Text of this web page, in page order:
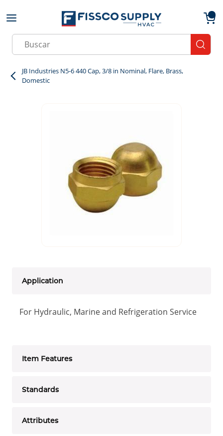
Skip to main content
Site Search
JB Industries N5-6 440 Cap, 3/8 in Nominal, Flare, Brass,
Domestic
Application
For Hydraulic, Marine and Refrigeration Service
Item Features
Standards
Attributes